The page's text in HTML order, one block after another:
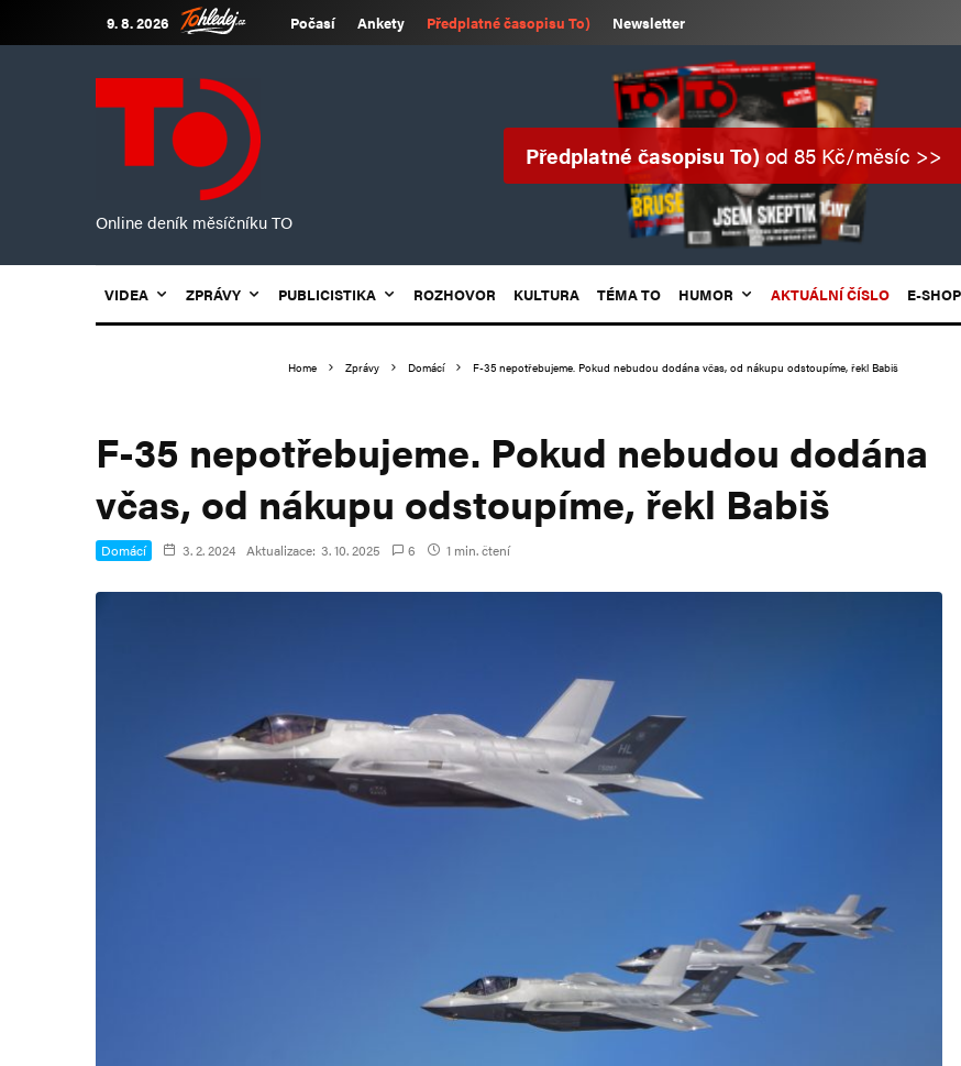
9. 8. 2026 Počasí Ankety Předplatné časopisu To) Newsletter
Online deník měsíčníku TO
Předplatné časopisu To)od 85 Kč/měsíc >>
VIDEA ZPRÁVY PUBLICISTIKA ROZHOVOR KULTURA TÉMA TO HUMOR AKTUÁLNÍ ČÍSLO E-SHOP
Home Zprávy Domácí F-35 nepotřebujeme. Pokud nebudou dodána včas, od nákupu odstoupíme, řekl Babiš
F-35 nepotřebujeme. Pokud nebudou dodána
včas, od nákupu odstoupíme, řekl Babiš
Domácí 3. 2. 2024 Aktualizace: 3. 10. 2025 6 1 min. čtení